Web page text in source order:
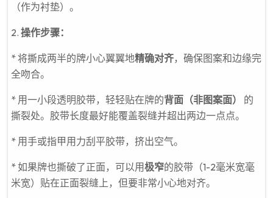
（作为衬垫）。
2. 操作步骤：
* 将撕成两半的牌小心翼翼地精确对齐，确保图案和边缘完
全吻合。
* 用一小段透明胶带，轻轻贴在牌的背面（非图案面）
的
撕裂处。胶带长度最好能覆盖裂缝并超出两边一点点。
* 用手或指甲用力刮平胶带，挤出空气。
* 如果牌也撕破了正面，可以用极窄的胶带（1-2毫米宽毫
米宽）贴在正面裂缝上，但要非常小心地对齐。